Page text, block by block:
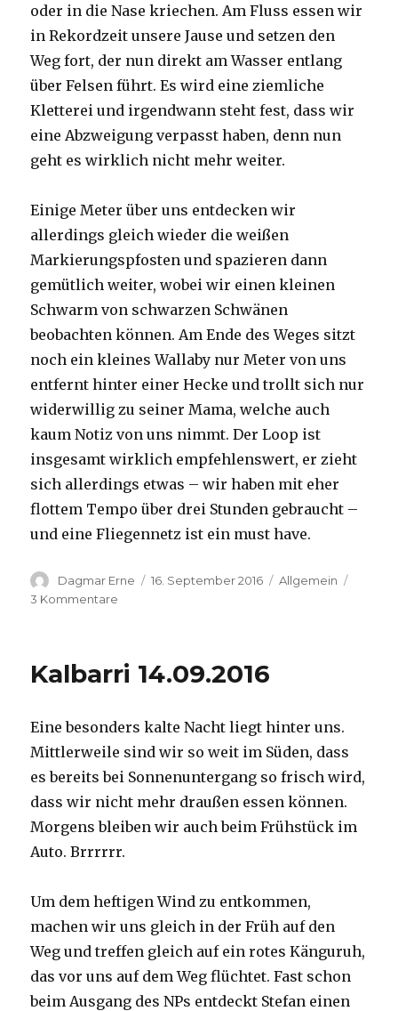
oder in die Nase kriechen. Am Fluss essen wir
in Rekordzeit unsere Jause und setzen den
Weg fort, der nun direkt am Wasser entlang
über Felsen führt. Es wird eine ziemliche
Kletterei und irgendwann steht fest, dass wir
eine Abzweigung verpasst haben, denn nun
geht es wirklich nicht mehr weiter.
Einige Meter über uns entdecken wir
allerdings gleich wieder die weißen
Markierungspfosten und spazieren dann
gemütlich weiter, wobei wir einen kleinen
Schwarm von schwarzen Schwänen
beobachten können. Am Ende des Weges sitzt
noch ein kleines Wallaby nur Meter von uns
entfernt hinter einer Hecke und trollt sich nur
widerwillig zu seiner Mama, welche auch
kaum Notiz von uns nimmt. Der Loop ist
insgesamt wirklich empfehlenswert, er zieht
sich allerdings etwas – wir haben mit eher
flottem Tempo über drei Stunden gebraucht –
und eine Fliegennetz ist ein must have.
Autor
Dagmar Erne
Veröffentlicht
16. September 2016 Kategorien
Allgemein
3 Kommentare
Kalbarri 14.09.2016
Eine besonders kalte Nacht liegt hinter uns.
Mittlerweile sind wir so weit im Süden, dass
es bereits bei Sonnenuntergang so frisch wird,
dass wir nicht mehr draußen essen können.
Morgens bleiben wir auch beim Frühstück im
Auto. Brrrrrr.
Um dem heftigen Wind zu entkommen,
machen wir uns gleich in der Früh auf den
Weg und treffen gleich auf ein rotes Känguruh,
das vor uns auf dem Weg flüchtet. Fast schon
beim Ausgang des NPs entdeckt Stefan einen